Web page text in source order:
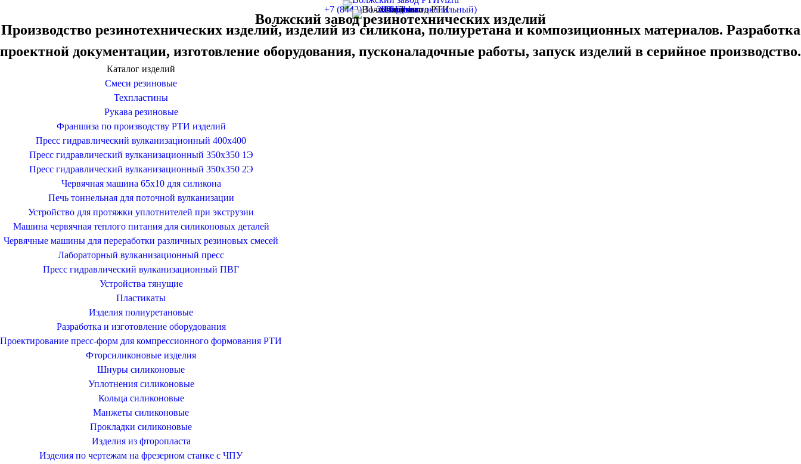
+7 (8442) 31-20-01 (многоканальный)
vzrti@bk.ru
Главная
Статьи
Контакты
Волжский заводрезинотехнических изделий
Производство резинотехнических изделий, изделий из силикона, полиуретана и композиционных материалов. Разработка
проектной документации, изготовление оборудования, пусконаладочные работы, запуск изделий в серийное производство.
Каталог изделий
Смеси резиновые
Техпластины
Рукава резиновые
Франшиза по производству РТИ изделий
Пресс гидравлический вулканизационный 400х400
Пресс гидравлический вулканизационный 350х350 1Э
Пресс гидравлический вулканизационный 350х350 2Э
Червячная машина 65х10 для силикона
Печь тоннельная для поточной вулканизации
Устройство для протяжки уплотнителей при экструзии
Машина червячная теплого питания для силиконовых деталей
Червячные машины для переработки различных резиновых смесей
Лабораторный вулканизационный пресс
Пресс гидравлический вулканизационный ПВГ
Устройства тянущие
Пластикаты
Изделия полиуретановые
Разработка и изготовление оборудования
Проектирование пресс-форм для компрессионного формования РТИ
Фторсиликоновые изделия
Шнуры силиконовые
Уплотнения силиконовые
Кольца силиконовые
Манжеты силиконовые
Прокладки силиконовые
Изделия из фторопласта
Изделия по чертежам на фрезерном станке с ЧПУ